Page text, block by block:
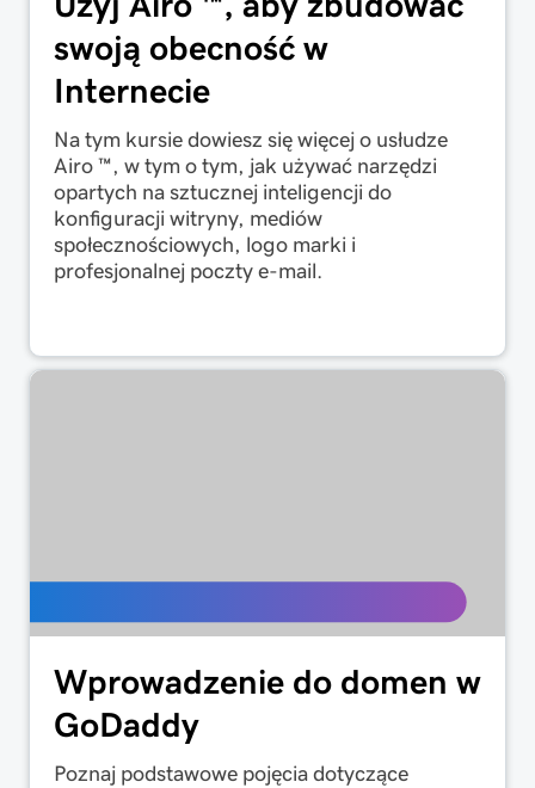
swoją obecność w
Internecie
Na tym kursie dowiesz się więcej o usłudze
Airo ™, w tym o tym, jak używać narzędzi
opartych na sztucznej inteligencji do
konfiguracji witryny, mediów
społecznościowych, logo marki i
profesjonalnej poczty e-mail.
Wprowadzenie do domen w
GoDaddy
Poznaj podstawowe pojęcia dotyczące